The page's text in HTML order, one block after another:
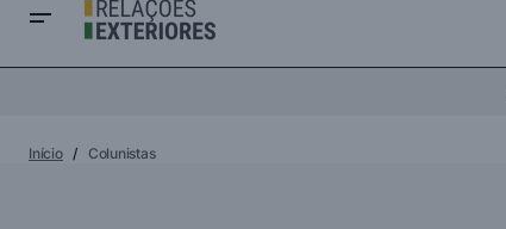
Início Colunistas